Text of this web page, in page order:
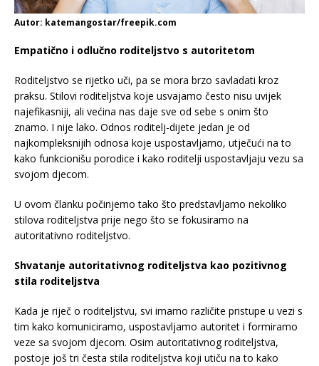
Autor: katemangostar/freepik.com
Empatično i odlučno roditeljstvo s autoritetom
Roditeljstvo se rijetko uči, pa se mora brzo savladati kroz
praksu. Stilovi roditeljstva koje usvajamo često nisu uvijek
najefikasniji, ali većina nas daje sve od sebe s onim što
znamo. I nije lako. Odnos roditelj-dijete jedan je od
najkompleksnijih odnosa koje uspostavljamo, utječući na to
kako funkcionišu porodice i kako roditelji uspostavljaju vezu sa
svojom djecom.
U ovom članku počinjemo tako što predstavljamo nekoliko
stilova roditeljstva prije nego što se fokusiramo na
autoritativno roditeljstvo.
Shvatanje autoritativnog roditeljstva kao pozitivnog
stila roditeljstva
Kada je riječ o roditeljstvu, svi imamo različite pristupe u vezi s
tim kako komuniciramo, uspostavljamo autoritet i formiramo
veze sa svojom djecom. Osim autoritativnog roditeljstva,
postoje još tri česta stila roditeljstva koji utiču na to kako